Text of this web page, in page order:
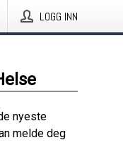
LOGG INN
nyeste
melde deg